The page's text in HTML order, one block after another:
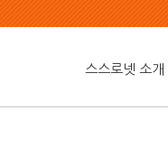
스스로넷 소개